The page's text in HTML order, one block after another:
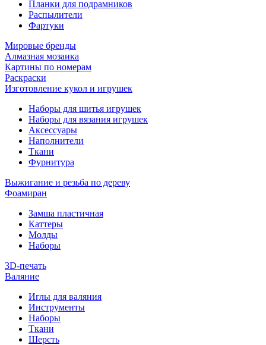
Планки для подрамников
Распылители
Фартуки
Мировые бренды
Алмазная мозаика
Картины по номерам
Раскраски
Изготовление кукол и игрушек
Наборы для шитья игрушек
Наборы для вязания игрушек
Аксессуары
Наполнители
Ткани
Фурнитура
Выжигание и резьба по дереву
Фоамиран
Замша пластичная
Каттеры
Молды
Наборы
3D-печать
Валяние
Иглы для валяния
Инструменты
Наборы
Ткани
Шерсть